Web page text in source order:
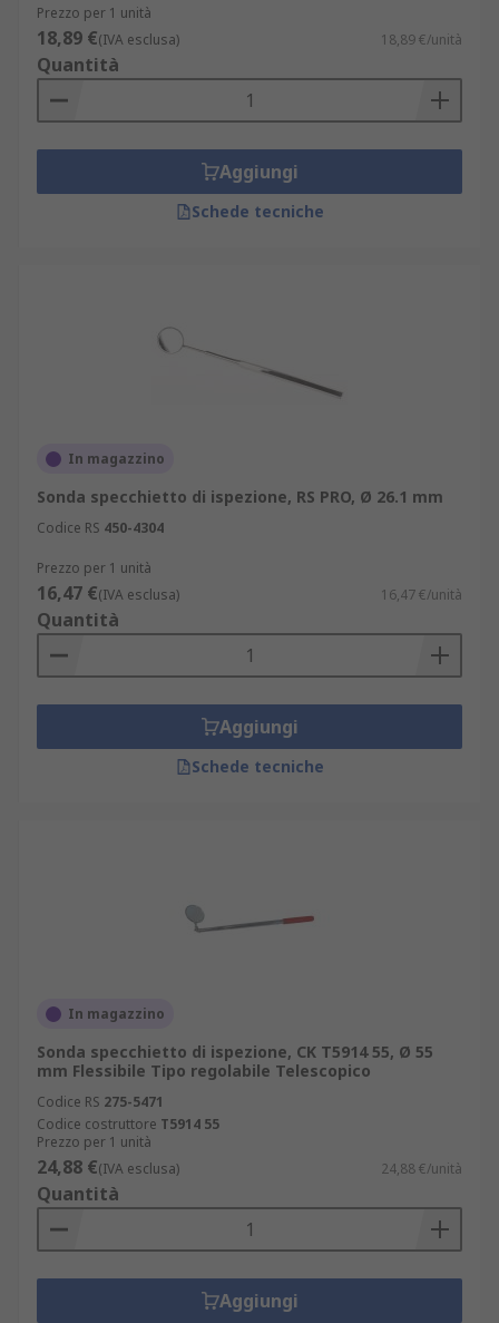
Prezzo per 1 unità
18,89 €(IVA esclusa) 18,89 €/unità
Quantità
Aggiungi
Schede tecniche
In magazzino
Sonda specchietto di ispezione, RS PRO, Ø 26.1 mm
Codice RS 450-4304
Prezzo per 1 unità
16,47 €(IVA esclusa) 16,47 €/unità
Quantità
Aggiungi
Schede tecniche
In magazzino
Sonda specchietto di ispezione, CK T5914 55, Ø 55
mm Flessibile Tipo regolabile Telescopico
Codice RS 275-5471
Codice costruttore T5914 55
Prezzo per 1 unità
24,88 €(IVA esclusa) 24,88 €/unità
Quantità
Aggiungi